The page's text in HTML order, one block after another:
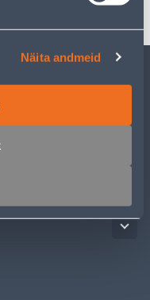
Näita andmeid